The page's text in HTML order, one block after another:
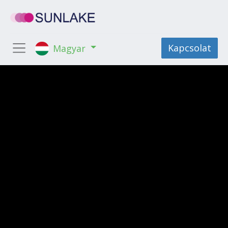
Kapcsolat
Magyar